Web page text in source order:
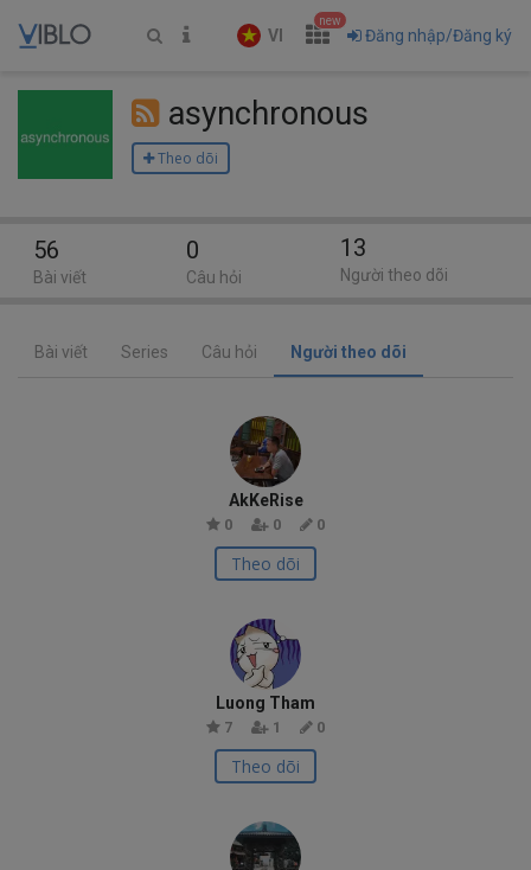
VI
new
Đăng nhập/Đăng ký
asynchronous
Theo dõi
Bài viết Series Câu hỏi Người theo dõi
AkKeRise
0 0 0
Theo dõi
Luong Tham
7 1 0
Theo dõi
56
Bài viết
0
Câu hỏi
13
Người theo dõi